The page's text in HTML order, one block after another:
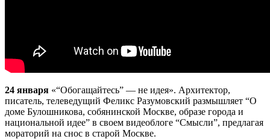
24 января «“Обогащайтесь” — не идея». Архитектор,
писатель, телеведущий Феликс Разумовский размышляет “О
доме Булошникова, собянинской Москве, образе города и
национальной идее” в своем видеоблоге “Смысли”, предлагая
мораторий на снос в старой Москве.